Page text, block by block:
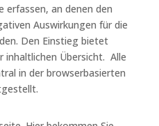
erfassen, an denen den
Auswirkungen für die
Den Einstieg bietet
inhaltlichen Übersicht. Alle
in der browserbasierten